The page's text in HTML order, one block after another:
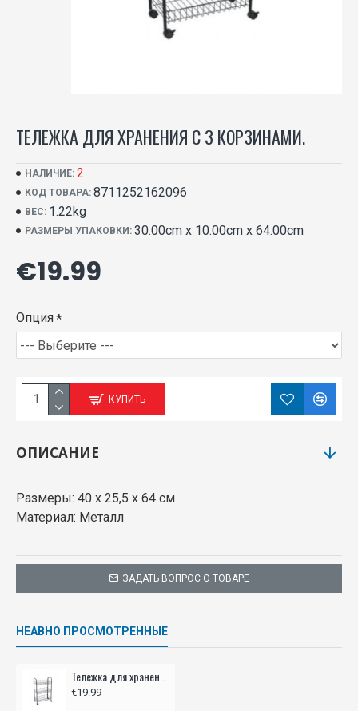
ТЕЛЕЖКА ДЛЯ ХРАНЕНИЯ С 3 КОРЗИНАМИ.
НАЛИЧИЕ: 2
КОД ТОВАРА: 8711252162096
ВЕС: 1.22kg
РАЗМЕРЫ УПАКОВКИ: 30.00cm x 10.00cm x 64.00cm
€19.99
Опция
КУПИТЬ
ЗАДАТЬ ВОПРОС О ТОВАРЕ
ОПИСАНИЕ
Размеры: 40 х 25,5 х 64 см
Материал: Металл
НЕАВНО ПРОСМОТРЕННЫЕ
€19.99